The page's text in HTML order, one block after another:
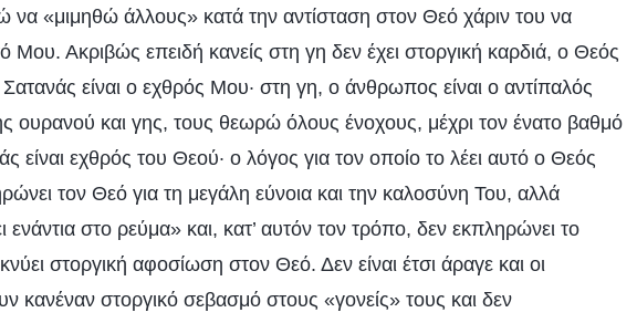
«μιμηθώ άλλους» κατά την αντίσταση στον Θεό χάριν του να
Μου. Ακριβώς επειδή κανείς στη γη δεν έχει στοργική καρδιά, ο Θεός
είναι ο εχθρός Μου· στη γη, ο άνθρωπος είναι ο αντίπαλός
και γης, τους θεωρώ όλους ένοχους, μέχρι τον ένατο βαθμό
είναι εχθρός του Θεού· ο λόγος για τον οποίο το λέει αυτό ο Θεός
τον Θεό για τη μεγάλη εύνοια και την καλοσύνη Του, αλλά
ενάντια στο ρεύμα» και, κατ’ αυτόν τον τρόπο, δεν εκπληρώνει το
στοργική αφοσίωση στον Θεό. Δεν είναι έτσι άραγε και οι
κανέναν στοργικό σεβασμό στους «γονείς» τους και δεν